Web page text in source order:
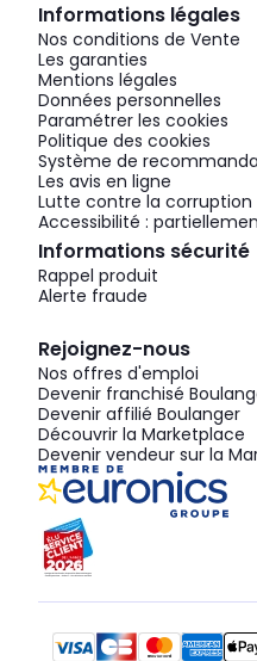
Informations légales
Nos conditions de Vente
Les garanties
Mentions légales
Données personnelles
Paramétrer les cookies
Politique des cookies
Système de
Les avis en ligne
Lutte contre la corruption
Accessibilité :
Informations sécurité
Rappel produit
Alerte fraude
Rejoignez-nous
Nos offres d'emploi
Devenir franchisé
Devenir affilié Boulanger
Découvrir la Marketplace
Devenir vendeur sur la